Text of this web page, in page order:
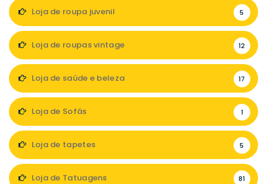
Loja de roupa juvenil 5
Loja de roupas vintage 12
Loja de saúde e beleza 17
Loja de Sofás 1
Loja de tapetes 5
Loja de Tatuagens 81